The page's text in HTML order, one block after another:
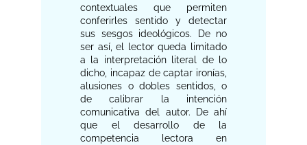
contextuales que permiten
conferirles sentido y detectar
sus sesgos ideológicos. De no
ser así, el lector queda limitado
a la interpretación literal de lo
dicho, incapaz de captar ironías,
alusiones o dobles sentidos, o
de calibrar la intención
comunicativa del autor. De ahí
que el desarrollo de la
competencia lectora en